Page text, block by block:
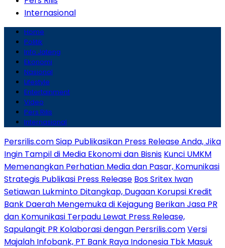
Internasional
Home
Politik
Info Jateng
Ekonomi
Nasional
Lifestyle
Entertainment
Video
Pers Rilis
Internasional
Persrilis.com Siap Publikasikan Press Release Anda, Jika
Ingin Tampil di Media Ekonomi dan Bisnis Kunci UMKM
Memenangkan Perhatian Media dan Pasar, Komunikasi
Strategis Publikasi Press Release Bos Sritex Iwan
Setiawan Lukminto Ditangkap, Dugaan Korupsi Kredit
Bank Daerah Mengemuka di Kejagung Berikan Jasa PR
dan Komunikasi Terpadu Lewat Press Release,
Sapulangit PR Kolaborasi dengan Persrilis.comVersi
Majalah Infobank, PT Bank Raya Indonesia Tbk Masuk